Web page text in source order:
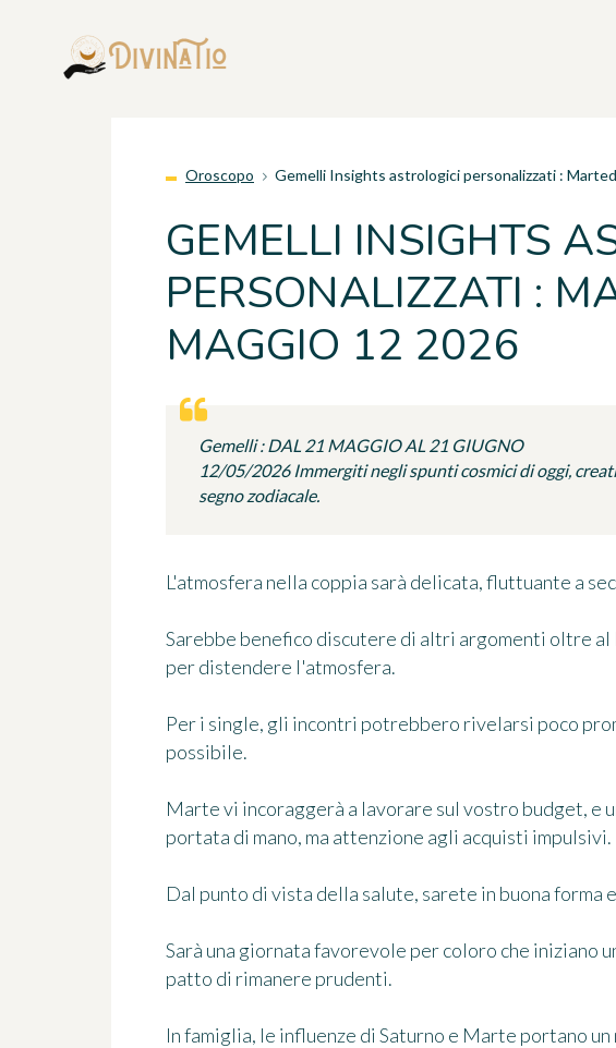
Oroscopo Gemelli Insights astrologici personalizzati :
GEMELLI INSIGHTS
PERSONALIZZATI :
MAGGIO 12 2026
Gemelli : DAL 21 MAGGIO AL 21 GIUGNO
12/05/2026 Immergiti negli spunti cosmici di oggi,
segno zodiacale.
L'atmosfera nella coppia sarà delicata, fluttuante a
Sarebbe benefico discutere di altri argomenti oltre al
per distendere l'atmosfera.
Per i single, gli incontri potrebbero rivelarsi poco
possibile.
Marte vi incoraggerà a lavorare sul vostro budget, e
portata di mano, ma attenzione agli acquisti impulsivi.
Dal punto di vista della salute, sarete in buona
Sarà una giornata favorevole per coloro che iniziano
patto di rimanere prudenti.
In famiglia, le influenze di Saturno e Marte portano